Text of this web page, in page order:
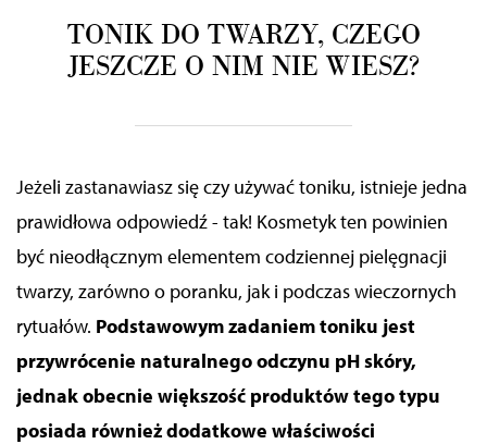
TONIK DO TWARZY, CZEGO
JESZCZE O NIM NIE WIESZ?
Jeżeli zastanawiasz się czy używać toniku, istnieje jedna
prawidłowa odpowiedź - tak! Kosmetyk ten powinien
być nieodłącznym elementem codziennej pielęgnacji
twarzy, zarówno o poranku, jak i podczas wieczornych
rytuałów. Podstawowym zadaniem toniku jest
przywrócenie naturalnego odczynu pH skóry,
jednak obecnie większość produktów tego typu
posiada również dodatkowe właściwości